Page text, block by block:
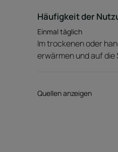
Häufigkeit der
Einmal täglich
Im trockenen oder
erwärmen und auf
Quellen anzeigen